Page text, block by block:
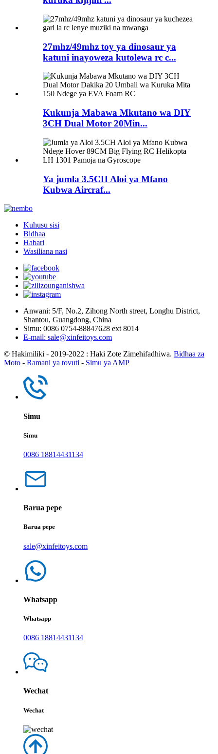
27mhz/49mhz toy ya dinosaur ya
katuni inayoweza kutolewa rc c...
Kukunja Mabawa Mkutano wa DIY
3CH Dual Motor 20Min...
Ya jumla 3.5CH Aloi ya Mfano
Kubwa Aircraf...
Kuhusu sisi
Bidhaa
Habari
Wasiliana nasi
Anwani: 5/F, No.2, Zihong North street, Longhu District,
Shantou, Guangdong, China
Simu: 0086 0754-88847628 ext 8014
E-mail: sale@xinfeitoys.com
© Hakimiliki - 2019-2022 : Haki Zote Zimehifadhiwa. Bidhaa za
Moto - Ramani ya tovuti - Simu ya AMP
Simu
Simu
0086 18814431134
Barua pepe
Barua pepe
sale@xinfeitoys.com
Whatsapp
Whatsapp
0086 18814431134
Wechat
Wechat